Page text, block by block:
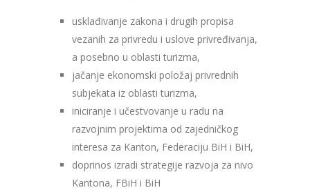
usklađivanje zakona i drugih propisa
vezanih za privredu i uslove privređivanja,
a posebno u oblasti turizma,
jačanje ekonomski položaj privrednih
subjekata iz oblasti turizma,
iniciranje i učestvovanje u radu na
razvojnim projektima od zajedničkog
interesa za Kanton, Federaciju BiH i BiH,
doprinos izradi strategije razvoja za nivo
Kantona, FBiH i BiH